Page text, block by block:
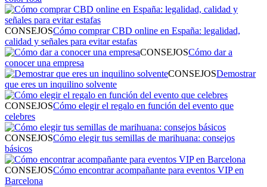
CONSEJOSCómo comprar CBD online en España: legalidad,
calidad y señales para evitar estafas
CONSEJOSCómo dar a
conocer una empresa
CONSEJOSDemostrar
que eres un inquilino solvente
CONSEJOSCómo elegir el regalo en función del evento que
celebres
CONSEJOSCómo elegir tus semillas de marihuana: consejos
básicos
CONSEJOSCómo encontrar acompañante para eventos VIP en
Barcelona